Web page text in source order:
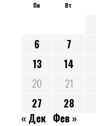
Пн Вт
6
7
13
14
20
21
27
28
« Дек Фев »